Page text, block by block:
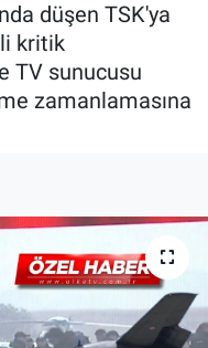
düşen TSK'ya
kritik
TV sunucusu
zamanlamasına